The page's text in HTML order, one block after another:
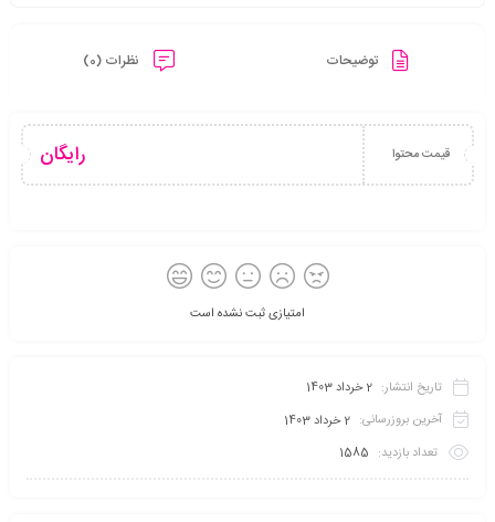
توضیحات نظرات (0)
قیمت محتوا رایگان
امتیازی ثبت نشده است
تاریخ انتشار: 2 خرداد 1403
آخرین بروزرسانی: 2 خرداد 1403
تعداد بازدید: 1585